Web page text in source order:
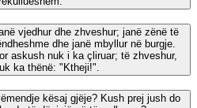
vjedhur dhe zhveshur; janë zënë të
dhe janë mbyllur në burgje.
askush nuk i ka çliruar; të zhveshur,
ka thënë: "Ktheji!".
kësaj gjëje? Kush prej jush do